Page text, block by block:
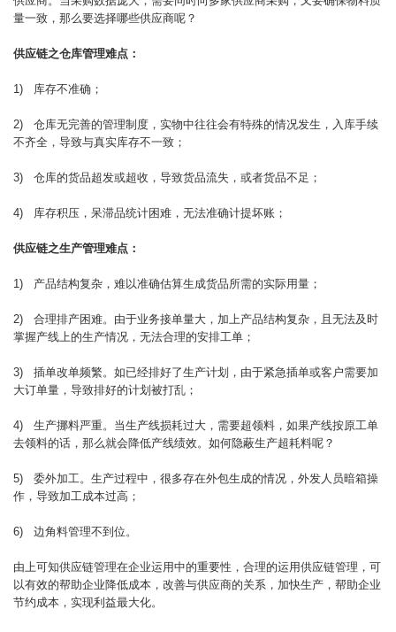
量一致，那么要选择哪些供应商呢？
供应链之仓库管理难点：
1) 库存不准确；
2) 仓库无完善的管理制度，实物中往往会有特殊的情况发生，入库手续
不齐全，导致与真实库存不一致；
3) 仓库的货品超发或超收，导致货品流失，或者货品不足；
4) 库存积压，呆滞品统计困难，无法准确计提坏账；
供应链之生产管理难点：
1) 产品结构复杂，难以准确估算生成货品所需的实际用量；
2) 合理排产困难。由于业务接单量大，加上产品结构复杂，且无法及时
掌握产线上的生产情况，无法合理的安排工单；
3) 插单改单频繁。如已经排好了生产计划，由于紧急插单或客户需要加
大订单量，导致排好的计划被打乱；
4) 生产挪料严重。当生产线损耗过大，需要超领料，如果产线按原工单
去领料的话，那么就会降低产线绩效。如何隐蔽生产超耗料呢？
5) 委外加工。生产过程中，很多存在外包生成的情况，外发人员暗箱操
作，导致加工成本过高；
6) 边角料管理不到位。
由上可知供应链管理在企业运用中的重要性，合理的运用供应链管理，可
以有效的帮助企业降低成本，改善与供应商的关系，加快生产，帮助企业
节约成本，实现利益最大化。